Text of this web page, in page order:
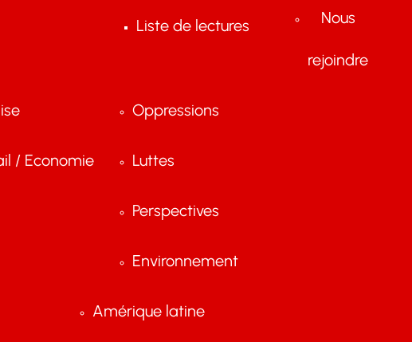
Liste de lectures Nous
rejoindre
/ Economie
Oppressions
Luttes
Perspectives
Environnement
Amérique latine